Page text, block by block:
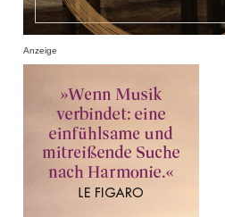
Anzeige